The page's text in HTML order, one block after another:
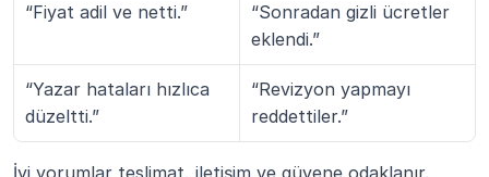
“Fiyat adil ve netti.”
“Sonradan gizli ücretler
eklendi.”
“Yazar hataları hızlıca
düzeltti.”
“Revizyon yapmayı
reddettiler.”